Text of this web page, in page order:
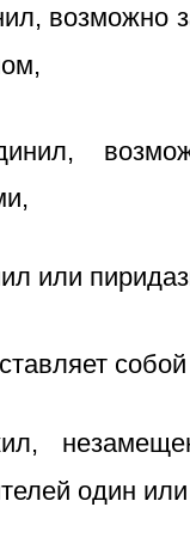
возможно
или
один